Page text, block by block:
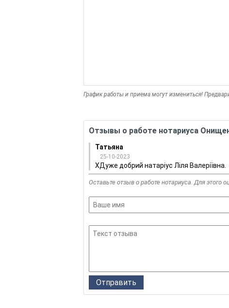
График работы и приема могут измениться!
Отзывы о работе нотариуса
Татьяна
25-10-2023
ХДуже добрий натаріус Ліля Валеріївна.
Оставьте отзыв о работе нотариуса. Для этого